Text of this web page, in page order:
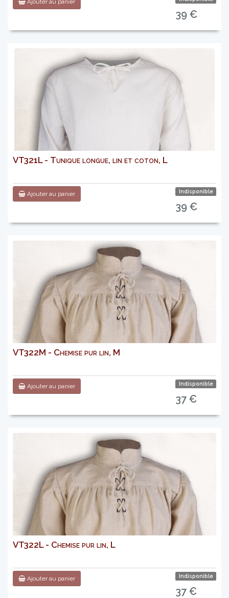
Ajouter au panier
39 €
VT321L - Tunique longue, lin et coton, L
Ajouter au panier Indisponible
39 €
VT322M - Chemise pur lin, M
Ajouter au panier Indisponible
37 €
VT322L - Chemise pur lin, L
Ajouter au panier Indisponible
37 €